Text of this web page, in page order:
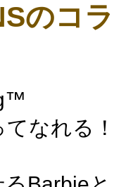
のコ
てなれる